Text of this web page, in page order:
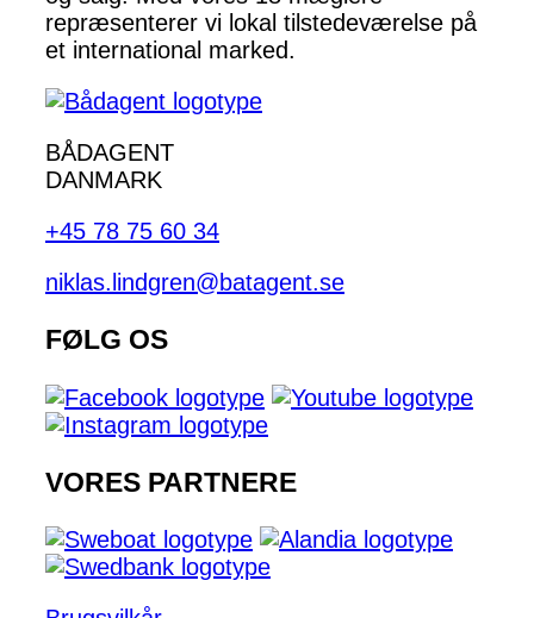
repræsenterer vi lokal tilstedeværelse på
et international marked.
BÅDAGENT
DANMARK
+45 78 75 60 34
niklas.lindgren@batagent.se
FØLG OS
VORES PARTNERE